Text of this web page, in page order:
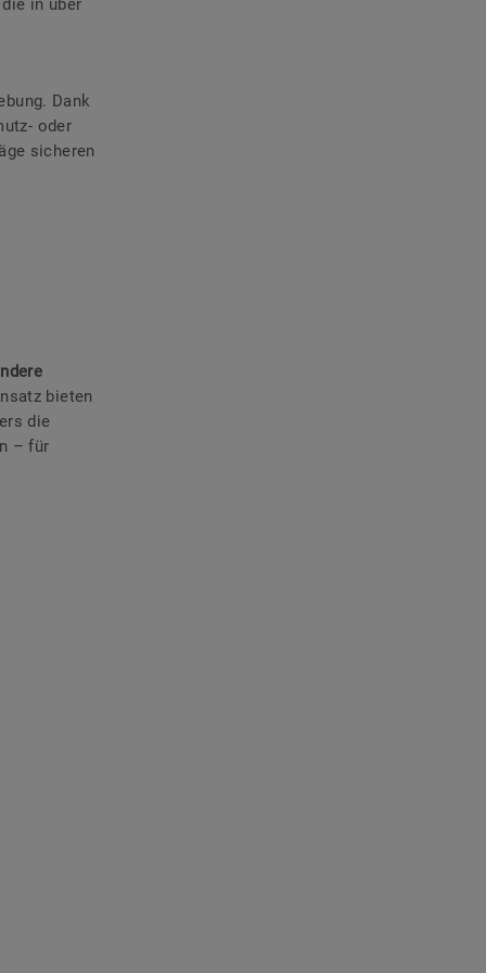
in über
Dank
oder
sicheren
bieten
die
– für